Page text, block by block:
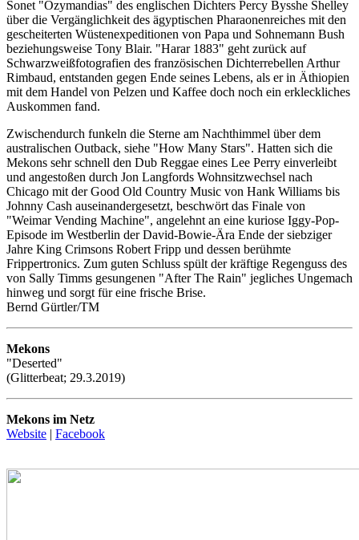
Sonet "Ozymandias" des englischen Dichters Percy Bysshe Shelley
über die Vergänglichkeit des ägyptischen Pharaonenreiches mit den
gescheiterten Wüstenexpeditionen von Papa und Sohnemann Bush
beziehungsweise Tony Blair. "Harar 1883" geht zurück auf
Schwarzweißfotografien des französischen Dichterrebellen Arthur
Rimbaud, entstanden gegen Ende seines Lebens, als er in Äthiopien
mit dem Handel von Pelzen und Kaffee doch noch ein erkleckliches
Auskommen fand.
Zwischendurch funkeln die Sterne am Nachthimmel über dem
australischen Outback, siehe "How Many Stars". Hatten sich die
Mekons sehr schnell den Dub Reggae eines Lee Perry einverleibt
und angestoßen durch Jon Langfords Wohnsitzwechsel nach
Chicago mit der Good Old Country Music von Hank Williams bis
Johnny Cash auseinandergesetzt, beschwört das Finale von
"Weimar Vending Machine", angelehnt an eine kuriose Iggy-Pop-
Episode im Westberlin der David-Bowie-Ära Ende der siebziger
Jahre King Crimsons Robert Fripp und dessen berühmte
Frippertronics. Zum guten Schluss spült der kräftige Regenguss des
von Sally Timms gesungenen "After The Rain" jegliches Ungemach
hinweg und sorgt für eine frische Brise.
Bernd Gürtler/TM
Mekons
"Deserted"
(Glitterbeat; 29.3.2019)
Mekons im Netz
Website | Facebook